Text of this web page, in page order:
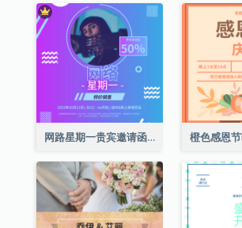
网路星期一贵宾邀请函